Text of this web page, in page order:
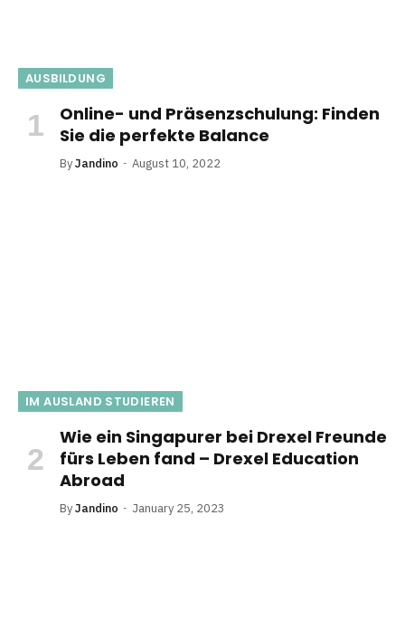
AUSBILDUNG
Online- und Präsenzschulung: Finden
Sie die perfekte Balance
ByJandino August 10, 2022
IM AUSLAND STUDIEREN
Wie ein Singapurer bei Drexel Freunde
fürs Leben fand – Drexel Education
Abroad
ByJandino January 25, 2023